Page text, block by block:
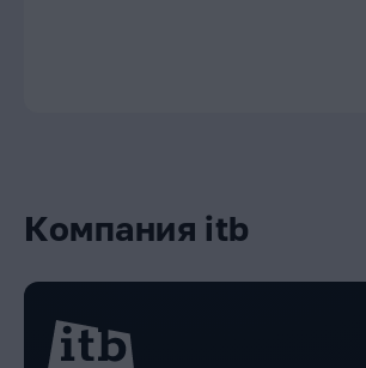
Компания itb